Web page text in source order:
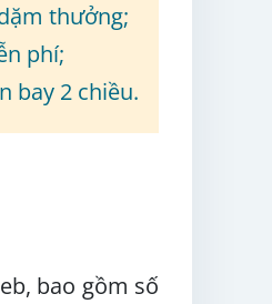
thưởng;
phí;
bay 2 chiều.
bao gồm số